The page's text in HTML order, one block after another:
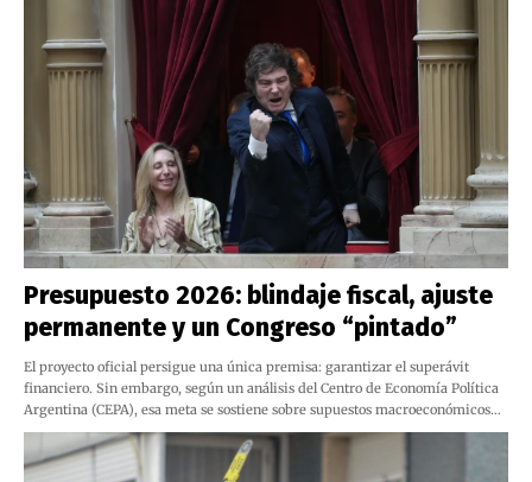
Presupuesto 2026: blindaje fiscal, ajuste
permanente y un Congreso “pintado”
El proyecto oficial persigue una única premisa: garantizar el superávit
financiero. Sin embargo, según un análisis del Centro de Economía Política
Argentina (CEPA), esa meta se sostiene sobre supuestos macroeconómicos…